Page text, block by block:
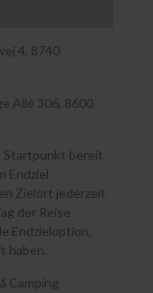
4, 8740
Allé 306, 8600
Startpunkt bereit
Endziel
Zielort jederzeit
der Reise
Endzieloption,
haben.
Camping